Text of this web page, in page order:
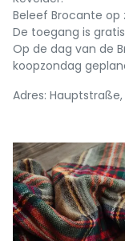
Beleef Brocante op
De toegang is
Op de dag van de
koopzondag
Adres: